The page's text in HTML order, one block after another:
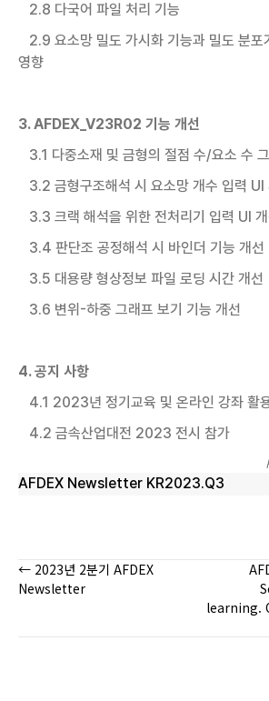
2.8 다국어 파일 처리 기능
2.9 요소망 밀도 가시화 기능과 밀도 분포
영향
3. AFDEX_V23R02 기능 개선
3.1 다중소재 및 금형의 절점 수/요소 수
3.2 금형구조해석 시 요소망 개수 입력 UI
3.3 크랙 해석을 위한 전처리기 입력 UI 개
3.4 판단조 공정해석 시 바인더 기능 개선
3.5 대용량 형상정보 파일 로딩 시간 개선
3.6 변위-하중 그래프 보기 기능 개선
4. 공지 사항
4.1 2023년 정기교육 및 온라인 강좌 활
4.2 금속산업대전 2023 전시 참가
AFDEX Newsletter KR2023.Q3
Posts
← 2023년 2분기 AFDEX
Newsletter
learning.